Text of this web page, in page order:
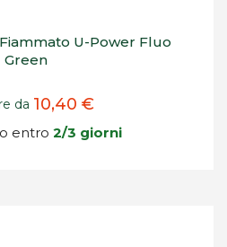
U-Power Fluo
Green
da 10,40 €
entro 2/3 giorni